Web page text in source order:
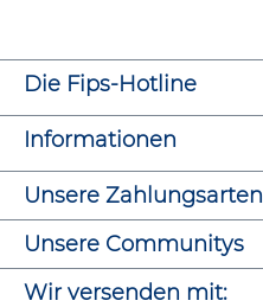
Die Fips-Hotline
Informationen
Unsere Zahlungsarten
Unsere Communitys
Wir versenden mit: